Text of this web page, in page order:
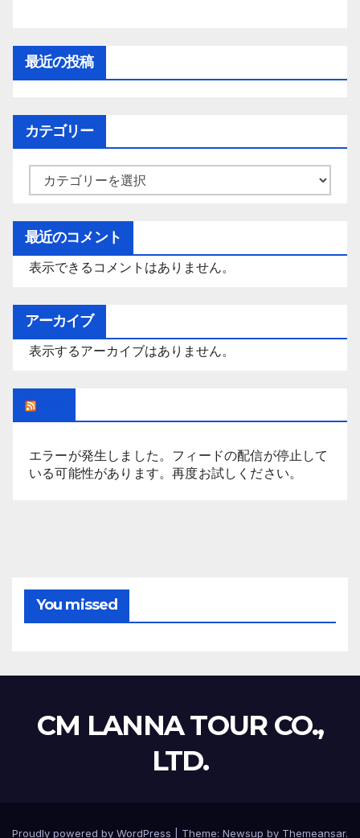
最近の投稿
カテゴリー
テ
ゴ
リ
ー
最近のコメント
表示できるコメントはありません。
アーカイブ
表示するアーカイブはありません。
エラーが発生しました。フィードの配信が停止して
いる可能性があります。再度お試しください。
You missed
CM LANNA TOUR CO.,
LTD.
Proudly powered by WordPress Theme: Newsup by Themeansar.